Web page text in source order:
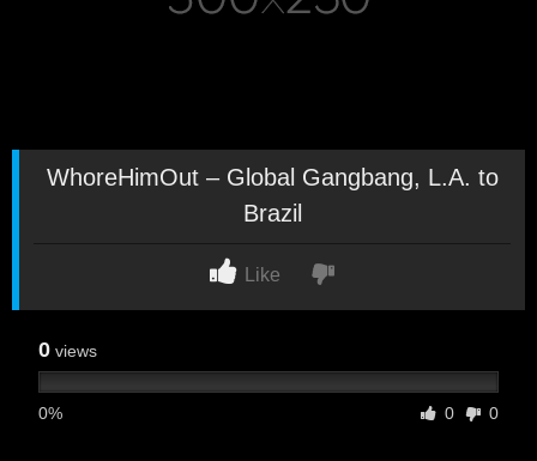
WhoreHimOut – Global Gangbang, L.A. to
Brazil
Like
0 views
0% 0 0